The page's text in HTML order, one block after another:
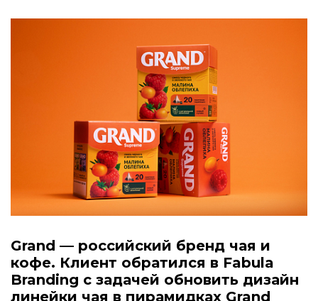
Grand — российский бренд чая и
кофе. Клиент обратился в Fabula
Branding с задачей обновить дизайн
линейки чая в пирамидках Grand